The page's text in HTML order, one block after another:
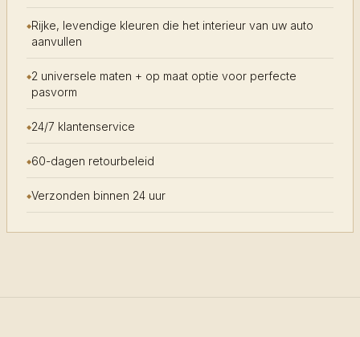
Rijke, levendige kleuren die het interieur van uw auto
aanvullen
2 universele maten + op maat optie voor perfecte
pasvorm
24/7 klantenservice
60-dagen retourbeleid
Verzonden binnen 24 uur